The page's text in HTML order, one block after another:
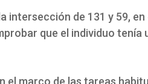
intersección de 131 y 59,
que el individuo tenía
el marco de las tareas